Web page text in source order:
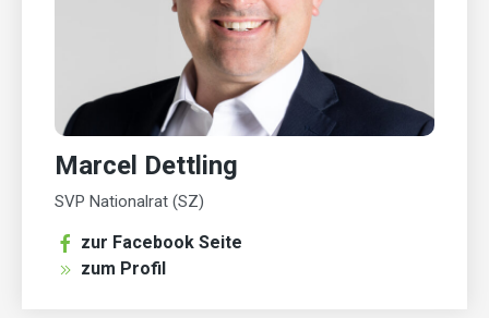
Marcel Dettling
SVP Nationalrat (SZ)
zur Facebook Seite
zum Profil